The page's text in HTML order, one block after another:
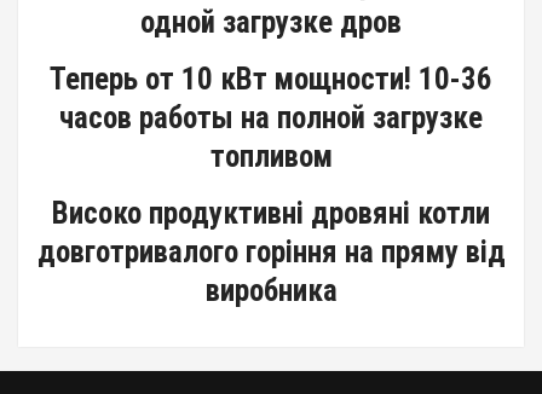
одной загрузке дров
Теперь от 10 кВт мощности! 10-36
часов работы на полной загрузке
топливом
Високо продуктивні дровяні котли
довготривалого горіння на пряму від
виробника